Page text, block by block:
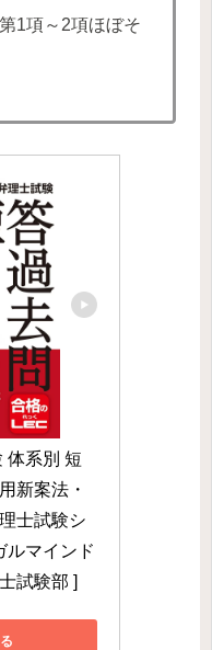
1項～2項ほぼそ
体系別 短
新案法・
士試験シ
ルマインド
試験部 ]